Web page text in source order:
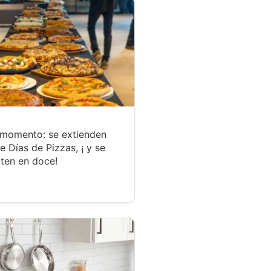
se extienden
Días de Pizzas, ¡ y se
en doce!